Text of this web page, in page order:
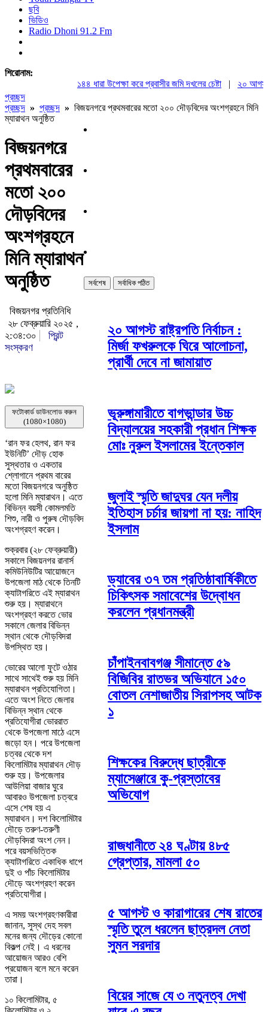
ছবি
ভিডিও
Radio Dhoni 91.2 Fm
শিরোনাম:
১৪৪ ধারা উপেক্ষা করে প্রবাসীর জমি দখলের চেষ্টা|
২০ আগস্ট
প্রচ্ছদ
প্রচ্ছদ » প্রচ্ছদ » বিজয়নগরে প্রথমবারের মতো ২০০ দৌড়বিদের অংশগ্রহনে মিনি
ম্যারাথন অনুষ্ঠিত
বিজয়নগরে
প্রথমবারের
মতো ২০০
দৌড়বিদের
অংশগ্রহনে
মিনি ম্যারাথন
অনুষ্ঠিত
বিজয়নগর প্রতিনিধি
২৮ ফেব্রুয়ারি ২০২৫ ,
২:৩৪:৩০
প্রিন্ট
সংস্করণ
ফটোকার্ড ডাউনলোড করুন
(1080×1080)
‘রান ফর হেলথ, রান ফর
ইউনিটি’ দৌড় হোক
সুস্থতার ও একতার
শ্লোগানে প্রথম বারের
মতো বিজয়নগরে অনুষ্ঠিত
হলো মিনি ম্যারাথন। এতে
বিভিন্ন বয়সী কোমলমতি
শিশু, নারী ও পুরুষ দৌড়বিদ
অংশগ্রহণ করেন।
শুক্রবার (২৮ ফেব্রুয়ারী)
সকালে বিজয়নগর রানার্স
কমিউনিউটির আয়োজনে
উপজেলা মাঠ থেকে তিনটি
ক্যাটাগরিতে এই ম্যারাথন
শুরু হয়। ম্যারাথনে
অংশগ্রহণ করতে ভোর
সকালে জেলার বিভিন্ন
স্থান থেকে দৌড়বিদরা
উপস্থিত হয়।
ভোরের আলো ফুটে ওঠার
সাথে সাথেই শুরু হয় মিনি
ম্যারাথন প্রতিযোগিতা।
এতে অংশ নিতে জেলার
বিভিন্ন স্থান থেকে
প্রতিযোগীরা ভোররাত
থেকে উপজেলা মাঠে এসে
জড়ো হন। পরে উপজেলা
চত্বর থেকে দশ
কিলোমিটার ম্যারাথন দৌড়
শুরু হয়। উপজেলার
আউলিয়া বাজার ঘুরে
আবারও উপজেলা চত্বরে
এসে শেষ হয় এ
ম্যারাথন। দশ কিলোমিটার
দৌড়ে তরুণ-তরুণী
দৌড়বিদরা অংশ নেন।
পরে বয়সভিত্তিক
ক্যাটাগরিতে একাধিক ধাপে
দুই ও পাঁচ কিলোমিটার
দৌড়ে অংশগ্রহণ করেন
প্রতিযোগীরা।
এ সময় অংশগ্রহণকারীরা
জানান, সুস্থ দেহ সবল
মনের জন্য দৌড়ের কোনো
বিকল্প নেই। এ ধরনের
আয়োজন আরও বেশি
প্রয়োজন বলে মনে করেন
তারা।
১০ কিলোমিটার, ৫
সর্বশেষ সর্বাধিক পঠিত
২০ আগস্ট রাষ্ট্রপতি নির্বাচন :
মির্জা ফখরুলকে ঘিরে আলোচনা,
প্রার্থী দেবে না জামায়াত
ভূরুঙ্গামারীতে বাগভান্ডার উচ্চ
বিদ্যালয়ের সহকারী প্রধান শিক্ষক
মোঃ নুরুল ইসলামের ইন্তেকাল
জুলাই স্মৃতি জাদুঘর যেন দলীয়
ইতিহাস চর্চার জায়গা না হয়: নাহিদ
ইসলাম
ড্যাবের ৩৭ তম প্রতিষ্ঠাবার্ষিকীতে
চিকিৎসক সমাবেশের উদ্বোধন
করলেন প্রধানমন্ত্রী
চাঁপাইনবাবগঞ্জ সীমান্তে ৫৯
বিজিবির রাতভর অভিযানে ১৫০
বোতল নেশাজাতীয় সিরাপসহ আটক
১
শিক্ষকের বিরুদ্ধে ছাত্রীকে
ম্যাসেঞ্জারে কু-প্রস্তাবের
অভিযোগ
রাজধানীতে ২৪ ঘণ্টায় ৪৮৫
গ্রেপ্তার, মামলা ৫০
৫ আগস্ট ও কারাগারের শেষ রাতের
স্মৃতি তুলে ধরলেন ছাত্রদল নেতা
সুমন সরদার
বিয়ের সাজে যে ৩ নতুনত্ব দেখা